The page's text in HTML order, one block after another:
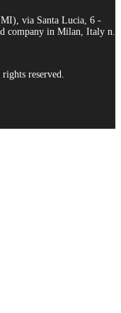
via Santa Lucia, 6 -
company in Milan, Italy n.
reserved.